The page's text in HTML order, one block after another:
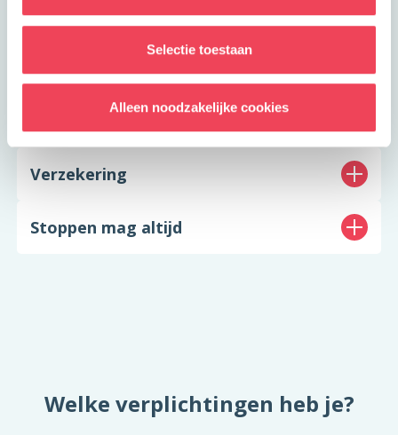
Selectie toestaan
Alleen noodzakelijke cookies
Toestemming geven
Verzekering
Stoppen mag altijd
Welke verplichtingen heb je?